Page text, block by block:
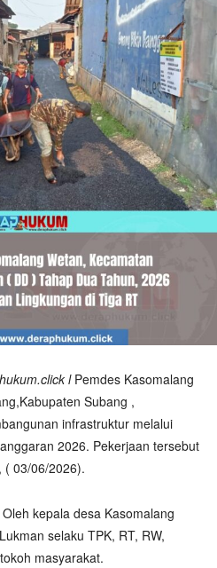
lPemdes Kasomalang
Subang ,
infrastruktur melalui
2026. Pekerjaan tersebut
( 03/06/2026).
kepala desa Kasomalang
selaku TPK, RT, RW,
masyarakat.